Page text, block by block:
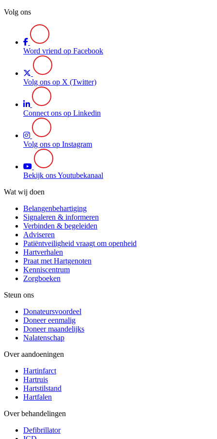
Volg ons
Word vriend op Facebook
Volg ons op X (Twitter)
Connect ons op Linkedin
Volg ons op Instagram
Bekijk ons Youtubekanaal
Wat wij doen
Belangenbehartiging
Signaleren & informeren
Verbinden & begeleiden
Adviseren
Patiëntveiligheid vraagt om openheid
Hartverhalen
Praat met Hartgenoten
Kenniscentrum
Zorgboeken
Steun ons
Donateursvoordeel
Doneer eenmalig
Doneer maandelijks
Nalatenschap
Over aandoeningen
Hartinfarct
Hartruis
Hartstilstand
Hartfalen
Over behandelingen
Defibrillator